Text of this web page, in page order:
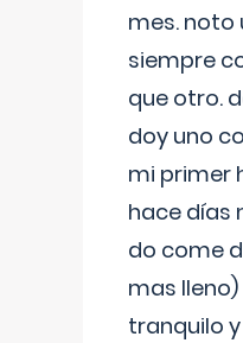
mes. noto
siempre
que otro.
doy uno
mi primer
hace días
do come
mas
tranquilo